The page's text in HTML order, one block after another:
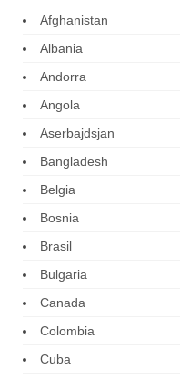
Afghanistan
Albania
Andorra
Angola
Aserbajdsjan
Bangladesh
Belgia
Bosnia
Brasil
Bulgaria
Canada
Colombia
Cuba